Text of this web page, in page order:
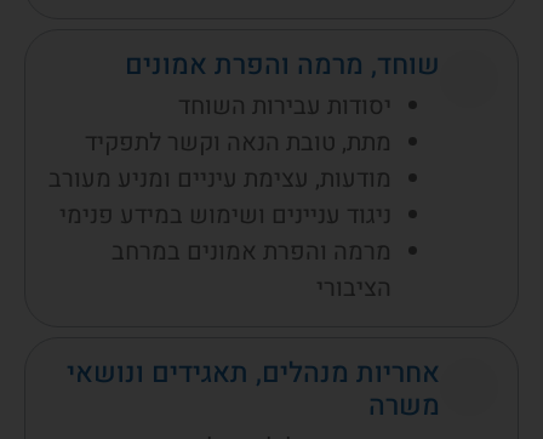
שוחד, מרמה והפרת אמונים
יסודות עבירות השוחד
מתת, טובת הנאה וקשר לתפקיד
מודעות, עצימת עיניים ומניע מעורב
ניגוד עניינים ושימוש במידע פנימי
מרמה והפרת אמונים במרחב
הציבורי
אחריות מנהלים, תאגידים ונושאי
משרה